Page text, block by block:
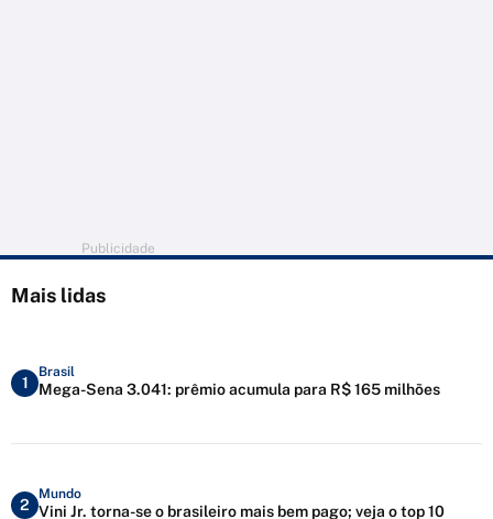
Publicidade
Mais lidas
1
Brasil
Mega-Sena 3.041: prêmio acumula para R$ 165 milhões
2
Mundo
Vini Jr. torna-se o brasileiro mais bem pago; veja o top 10